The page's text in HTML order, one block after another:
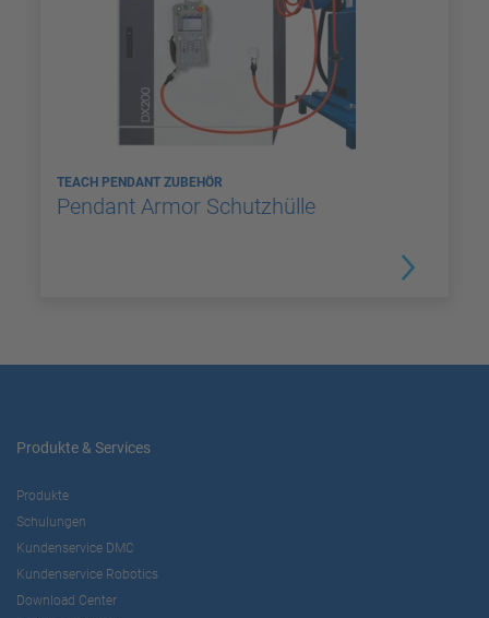
TEACH PENDANT ZUBEHÖR
Pendant Armor Schutzhülle
Produkte & Services
Produkte
Schulungen
Kundenservice DMC
Kundenservice Robotics
Download Center